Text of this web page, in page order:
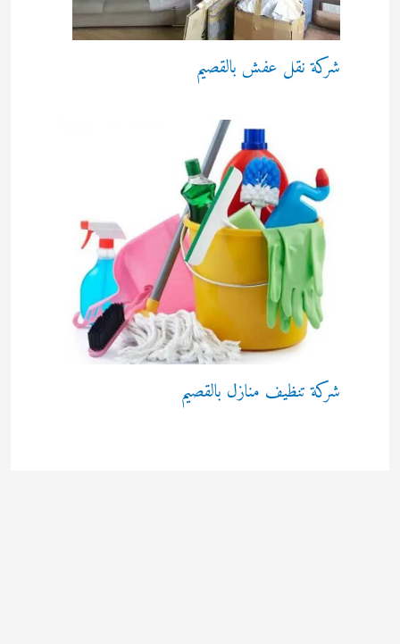
شركة نقل عفش بالقصيم
شركة تنظيف منازل بالقصيم